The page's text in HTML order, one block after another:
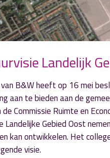
Landelijk
B&W heeft op 16 mei
aan te bieden aan de
de Commissie Ruimte en
Landelijke Gebied Oost
kan ontwikkelen. Het
visie.